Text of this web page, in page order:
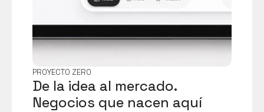
PROYECTO ZERO
De la idea al mercado.
Negocios que nacen aquí